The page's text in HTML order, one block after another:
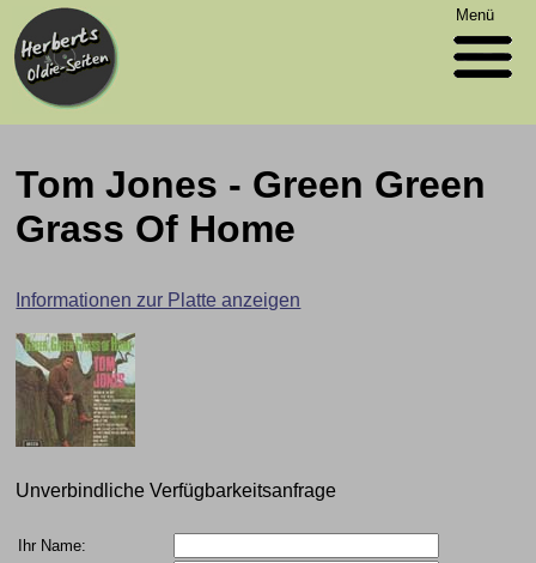
Menü
Tom Jones - Green Green
Grass Of Home
Informationen zur Platte anzeigen
Unverbindliche Verfügbarkeitsanfrage
Ihr Name: